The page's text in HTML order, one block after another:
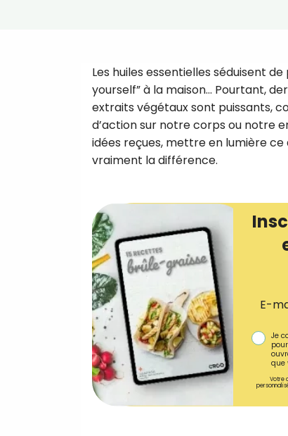
Les huiles essentielles séduisent
yourself” à la maison… Pourtant,
extraits végétaux sont puissants,
d’action sur notre corps ou notre
idées reçues, mettre en lumière ce
vraiment la différence.
E-
Je
que
Votre